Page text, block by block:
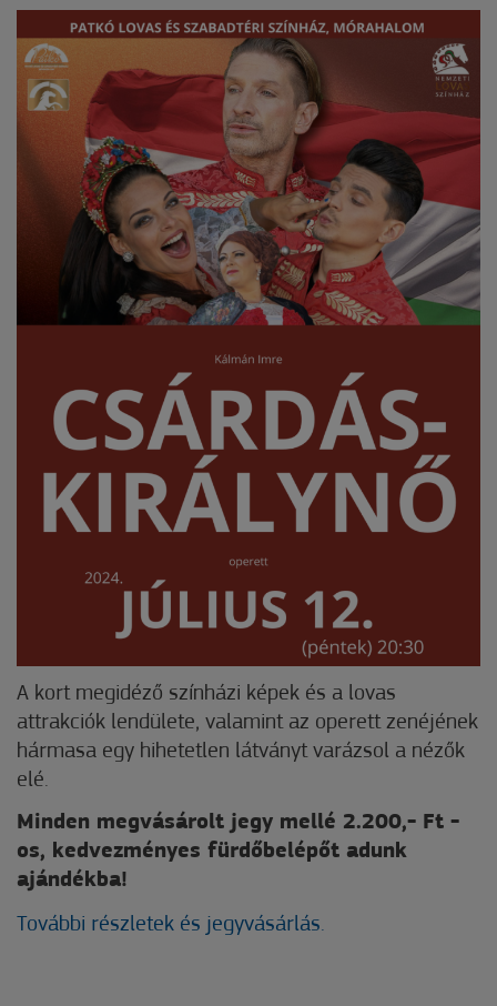
A kort megidéző színházi képek és a lovas
attrakciók lendülete, valamint az operett zenéjének
hármasa egy hihetetlen látványt varázsol a nézők
elé.
Minden megvásárolt jegy mellé 2.200,- Ft -
os, kedvezményes fürdőbelépőt adunk
ajándékba!
További részletek és jegyvásárlás.